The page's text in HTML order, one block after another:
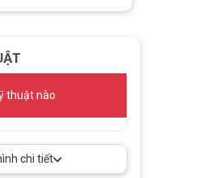
thuật nào
chi tiết